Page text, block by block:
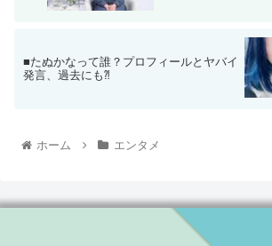
■たぬかなって誰？プロフィールとヤバイ
発言、過去にも⁈
ホーム エンタメ